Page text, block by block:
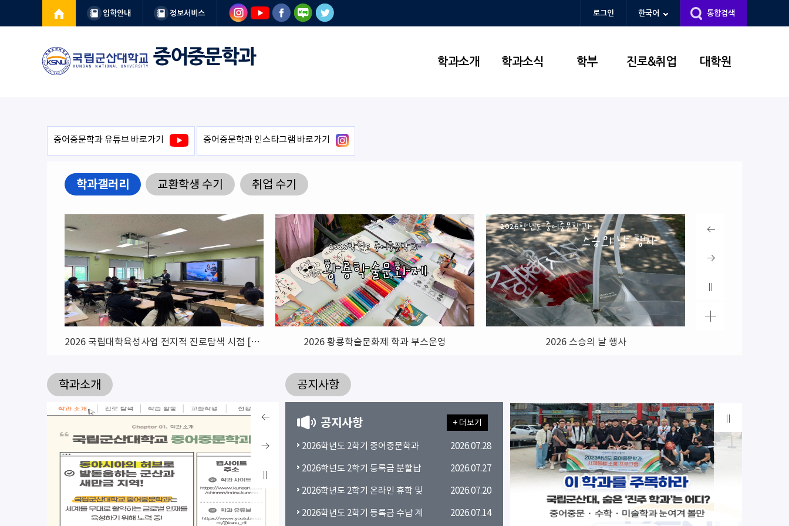
입학안내 정보서비스 로그인 한국어 통합검색
중어중문학과 학과소개 학과소식 학부 진로&취업 대학원
중어중문학과 유튜브 바로가기 중어중문학과 인스타그램 바로가기
학과갤러리
2026 국립대학육성사업 전지적 진로탐색 시점 [멘토링 특강 1-3차] .. 2026 황룡학술문화제 학과 부스운영 2026 스승의 날 행사
교환학생 수기 취업 수기
학과소개
정지
공지사항
공지사항
2026학년도 2학기 중어중문학과
2026.07.28
2026학년도 2학기 등록금 분할납
2026.07.27
2026학년도 2학기 온라인 휴학 및
2026.07.20
2026학년도 2학기 등록금 수납 계
2026.07.14
+ 더보기
정지